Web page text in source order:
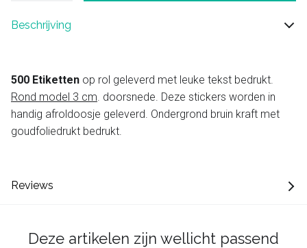
Beschrijving
500 Etiketten op rol geleverd met leuke tekst bedrukt.
Rond model 3 cm . doorsnede. Deze stickers worden in
handig afroldoosje geleverd. Ondergrond bruin kraft met
goudfoliedrukt bedrukt.
Reviews
Deze artikelen zijn wellicht passend